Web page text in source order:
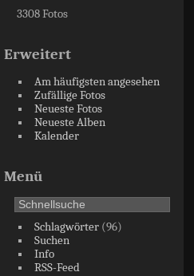
3308 Fotos
Erweitert
Am häufigsten angesehen
Zufällige Fotos
Neueste Fotos
Neueste Alben
Kalender
Menü
Schlagwörter(96)
Suchen
Info
RSS-Feed